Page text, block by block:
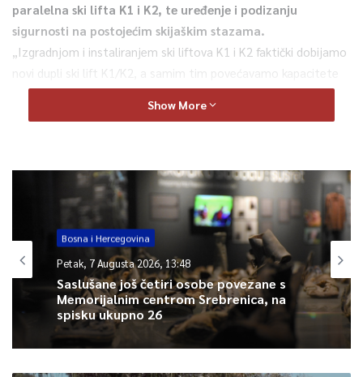
paralelna ski lifta K1 i K2, te uređenje i podizanju
sigurnosti na postojećim skijaškim stazama.
„Izgradnjom i instaliranjem ski liftova K1 i K2 faktički dobijamo
novi dupli ski lift K1/K2, a samim tim povećavamo kapacitete
ski centra sa 519 skijaša na sat na 2.300 skijaša na sat, što
predstavlja značajno povećanje i unapređenje olimpijske
Direktor preduzeća Jasmin Mehić podsjetio je da se na
Bjelašnici i Igmanu trenutno realiziraju projekti u vrijednosti
oko 15 miliona KM, te da će biti završeni do početka sezone
skijanja, dok će ostali projekti biti preneseni u sljedeću
građevinsku sezonu.
Podsjećamo, ovog ljeta Bjelašnica se uređuje kroz niz
projekata koje finansira Ministarstvo privrede. Trenutno se
Show More
Bosna i Hercegovina
Petak, 7 Augusta 2026, 13:48
Saslušane još četiri osobe povezane s
Memorijalnim centrom Srebrenica, na
spisku ukupno 26